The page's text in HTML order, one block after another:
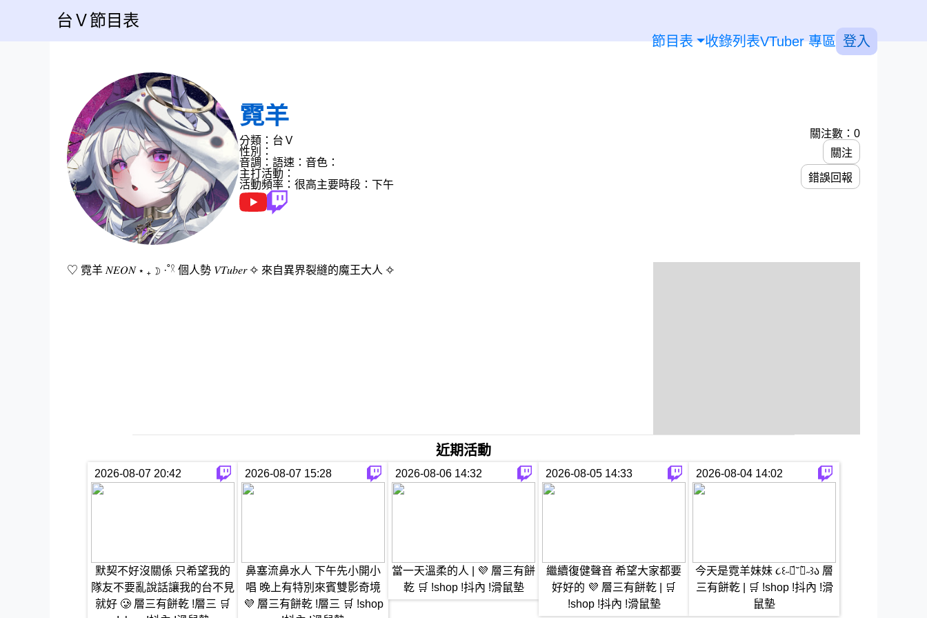
台Ｖ節目表
節目表 收錄列表VTuber 專區 登入
霓羊
分類：台Ｖ
性別：
音調： 語速： 音色：
主打活動：
活動頻率：很高主要時段：下午
關注數：0
關注
錯誤回報
♡ 霓羊 𝑁𝐸𝑂𝑁 ⋆ ₊ ☽ ·˚𓍲 個人勢 𝑉𝑇𝑢𝑏𝑒𝑟 ✧ 來自異界裂縫的魔王大人 ✧
近期活動
2026-08-07 20:42
默契不好沒關係 只希望我的
隊友不要亂說話讓我的台不見
就好 🥲 層三有餅乾 !層三 🛒
2026-08-07 15:28
鼻塞流鼻水人 下午先小開小
唱 晚上有特別來賓雙影奇境
💜 層三有餅乾 !層三 🛒 !shop
2026-08-06 14:32
當一天溫柔的人 | 💜 層三有餅
乾 🛒 !shop !抖內 !滑鼠墊
2026-08-05 14:33
繼續復健聲音 希望大家都要
好好的 💜 層三有餅乾 | 🛒
!shop !抖內 !滑鼠墊
2026-08-04 14:02
今天是霓羊妹妹 ૮꒰˶ฅ́˘ฅ̀˶꒱ა 層
三有餅乾 | 🛒 !shop !抖內 !滑
鼠墊